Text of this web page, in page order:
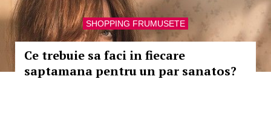
SHOPPING FRUMUSETE
Ce trebuie sa faci in fiecare
saptamana pentru un par sanatos?